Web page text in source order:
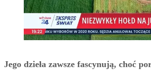
Jego dzieła zawsze fascynują, choć